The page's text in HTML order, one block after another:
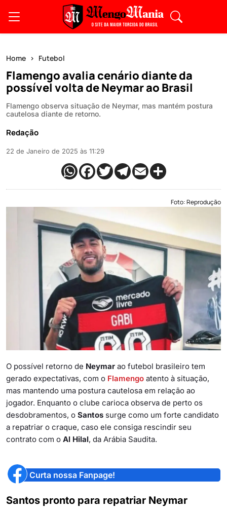
Home Futebol
Flamengo avalia cenário diante da
possível volta de Neymar ao Brasil
Flamengo observa situação de Neymar, mas mantém postura
cautelosa diante de retorno.
Redação
22 de Janeiro de 2025 às 11:29
Foto: Reprodução
O possível retorno de Neymar ao futebol brasileiro tem
gerado expectativas, com o Flamengo atento à situação,
mas mantendo uma postura cautelosa em relação ao
jogador. Enquanto o clube carioca observa de perto os
desdobramentos, o Santos surge como um forte candidato
a repatriar o craque, caso ele consiga rescindir seu
contrato com o Al Hilal, da Arábia Saudita.
Curta nossa Fanpage!
Santos pronto para repatriar Neymar